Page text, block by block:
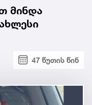
მინდა
47 წუთის წინ